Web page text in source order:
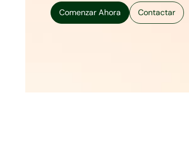
Comenzar Ahora
Contactar